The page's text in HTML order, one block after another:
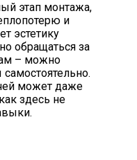
этап монтажа,
и
эстетику
обращаться за
– можно
может даже
здесь не